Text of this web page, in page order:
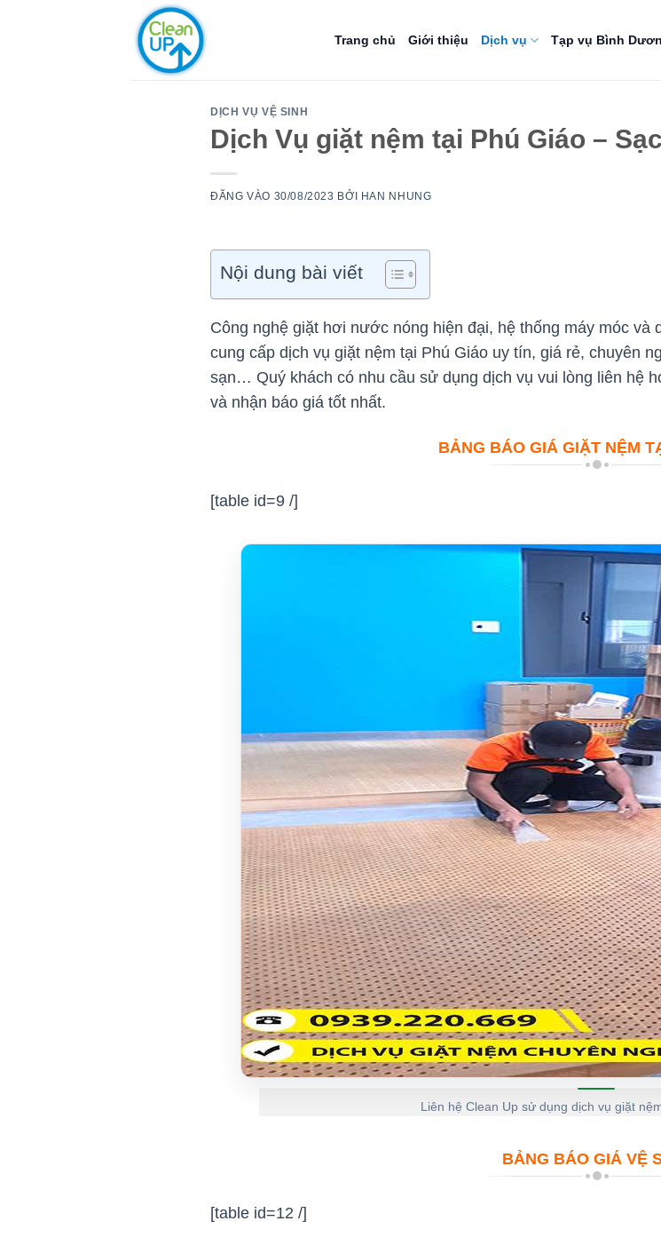
Trang chủ Giới thiệu Dịch vụ Tạp vụ Bình
DỊCH VỤ VỆ SINH
Dịch Vụ giặt nệm tại Phú Giáo –
ĐĂNG VÀO 30/08/2023 BỞI HAN NHUNG
Nội dung bài viết
Công nghệ giặt hơi nước nóng hiện đại, hệ thống máy móc
cung cấp dịch vụ giặt nệm tại Phú Giáo uy tín, giá rẻ, chuyên
sạn… Quý khách có nhu cầu sử dụng dịch vụ vui lòng liên hệ
và nhận báo giá tốt nhất.
BẢNG BÁO GIÁ GIẶT NỆM
[table id=9 /]
Liên hệ Clean Up sử dụng dịch vụ giặt
BẢNG BÁO GIÁ VỆ
[table id=12 /]